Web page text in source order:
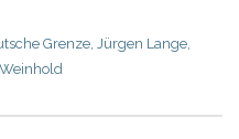
Grenze, Jürgen Lange,